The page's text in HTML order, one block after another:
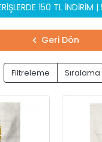
150 TL İNDİRİM
Geri Dön
Filtreleme Sıralama